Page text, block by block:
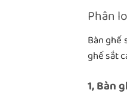
Phân
Bàn ghế
ghế sắt
1, Bàn